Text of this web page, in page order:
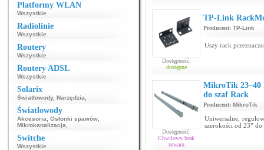
Platformy WLAN
Wszystkie
Radiolinie
Wszystkie
Routery
Wszystkie
Routery ADSL
Wszystkie
Solarix
Światłowody, Narzędzia
Światłowody
Akcesoria Osłonki spawów
Mikrokanalizacja
Switche
Wszystkie
Dostępność:
dostępne
TP-Link
Producent: TP-Link
Uszy rack
Dostępność:
Chwilowy brak
towaru
MikroTik 23–40
do szaf Rack
Producent: MikroTik
Uniwersalne,
szerokości od 23” do